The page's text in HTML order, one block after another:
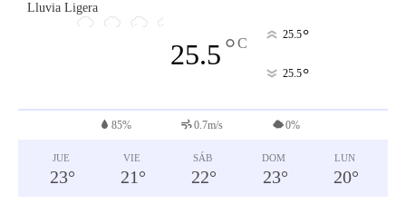
Lluvia Ligera
25.5°C
25.5°
25.5°
85% 0.7m/s 0%
JUE
23°
VIE
21 °
SÁB
22°
DOM
23°
LUN
20°